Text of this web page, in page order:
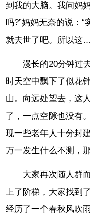
到我的大脑。我问妈
吗?”妈妈无奈的说：
就去世了吧。所以这
漫长的20分钟过
时天空中飘下了似花
山。向远处望去，这
了，一点空隙也没有
现一些老年人十分封
万一发生什么不测，
大家再次随人群
上了阶梯，大家找到
经历了一个春秋风吹